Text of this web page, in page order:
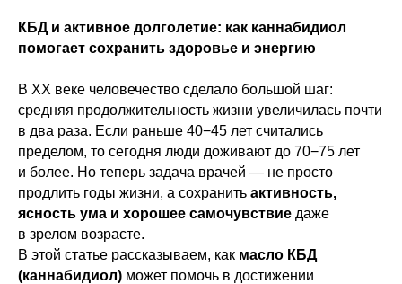
КБД и активное долголетие: как каннабидиол
помогает сохранить здоровье и энергию
В XX веке человечество сделало большой шаг:
средняя продолжительность жизни увеличилась почти
в два раза. Если раньше 40−45 лет считались
пределом, то сегодня люди доживают до 70−75 лет
и более. Но теперь задача врачей — не просто
продлить годы жизни, а сохранить активность,
ясность ума и хорошее самочувствие даже
в зрелом возрасте.
В этой статье рассказываем, как масло КБД
(каннабидиол) может помочь в достижении